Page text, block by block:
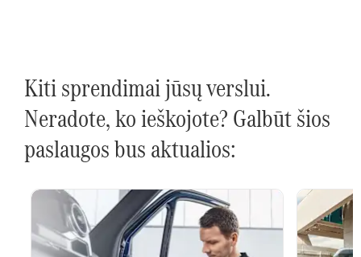
Kiti sprendimai jūsų verslui.
Neradote, ko ieškojote? Galbūt šios
paslaugos bus aktualios: